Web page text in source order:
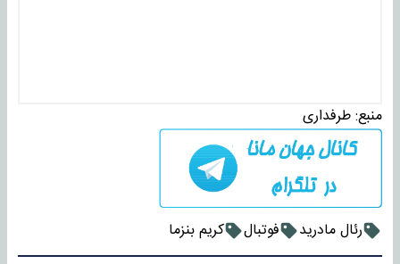
منبع:طرفداری
رئال مادرید فوتبال کریم بنزما